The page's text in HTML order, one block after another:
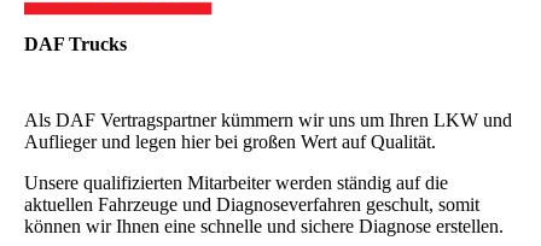
DAF Trucks
Als DAF Vertragspartner kümmern wir uns um Ihren LKW und
Auflieger und legen hier bei großen Wert auf Qualität.
Unsere qualifizierten Mitarbeiter werden ständig auf die
aktuellen Fahrzeuge und Diagnoseverfahren geschult, somit
können wir Ihnen eine schnelle und sichere Diagnose erstellen.